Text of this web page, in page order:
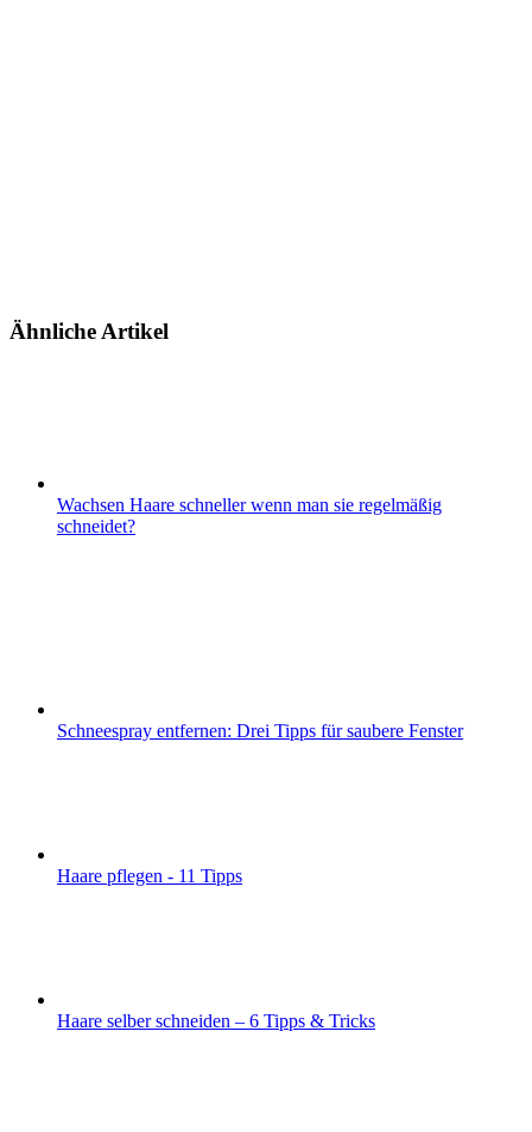
Ähnliche Artikel
Wachsen Haare schneller wenn man sie regelmäßig
schneidet?
Schneespray entfernen: Drei Tipps für saubere Fenster
Haare pflegen - 11 Tipps
Haare selber schneiden – 6 Tipps & Tricks